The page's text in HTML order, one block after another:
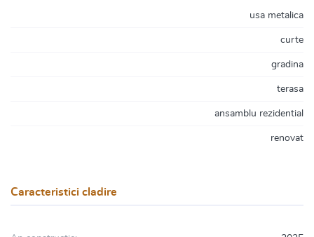
usa metalica
curte
gradina
terasa
ansamblu rezidential
renovat
Caracteristici cladire